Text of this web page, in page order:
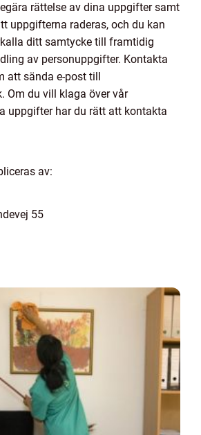
rättelse av dina uppgifter samt
uppgifterna raderas, och du kan
ditt samtycke till framtidig
av personuppgifter. Kontakta
att sända e-post till
Om du vill klaga över vår
uppgifter har du rätt att kontakta
av:
55